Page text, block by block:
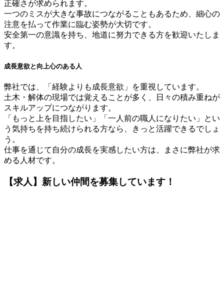
正確さが求められます。
一つのミスが大きな事故につながることもあるため、細心の
注意を払って作業に臨む姿勢が大切です。
安全第一の意識を持ち、地道に努力できる方を歓迎いたしま
す。
成長意欲と向上心のある人
弊社では、「経験よりも成長意欲」を重視しています。
土木・解体の現場では覚えることが多く、日々の積み重ねが
スキルアップにつながります。
「もっと上を目指したい」「一人前の職人になりたい」とい
う気持ちを持ち続けられる方なら、きっと活躍できるでしょ
う。
仕事を通じて自分の成長を実感したい方は、まさに弊社が求
める人材です。
【求人】新しい仲間を募集しています！